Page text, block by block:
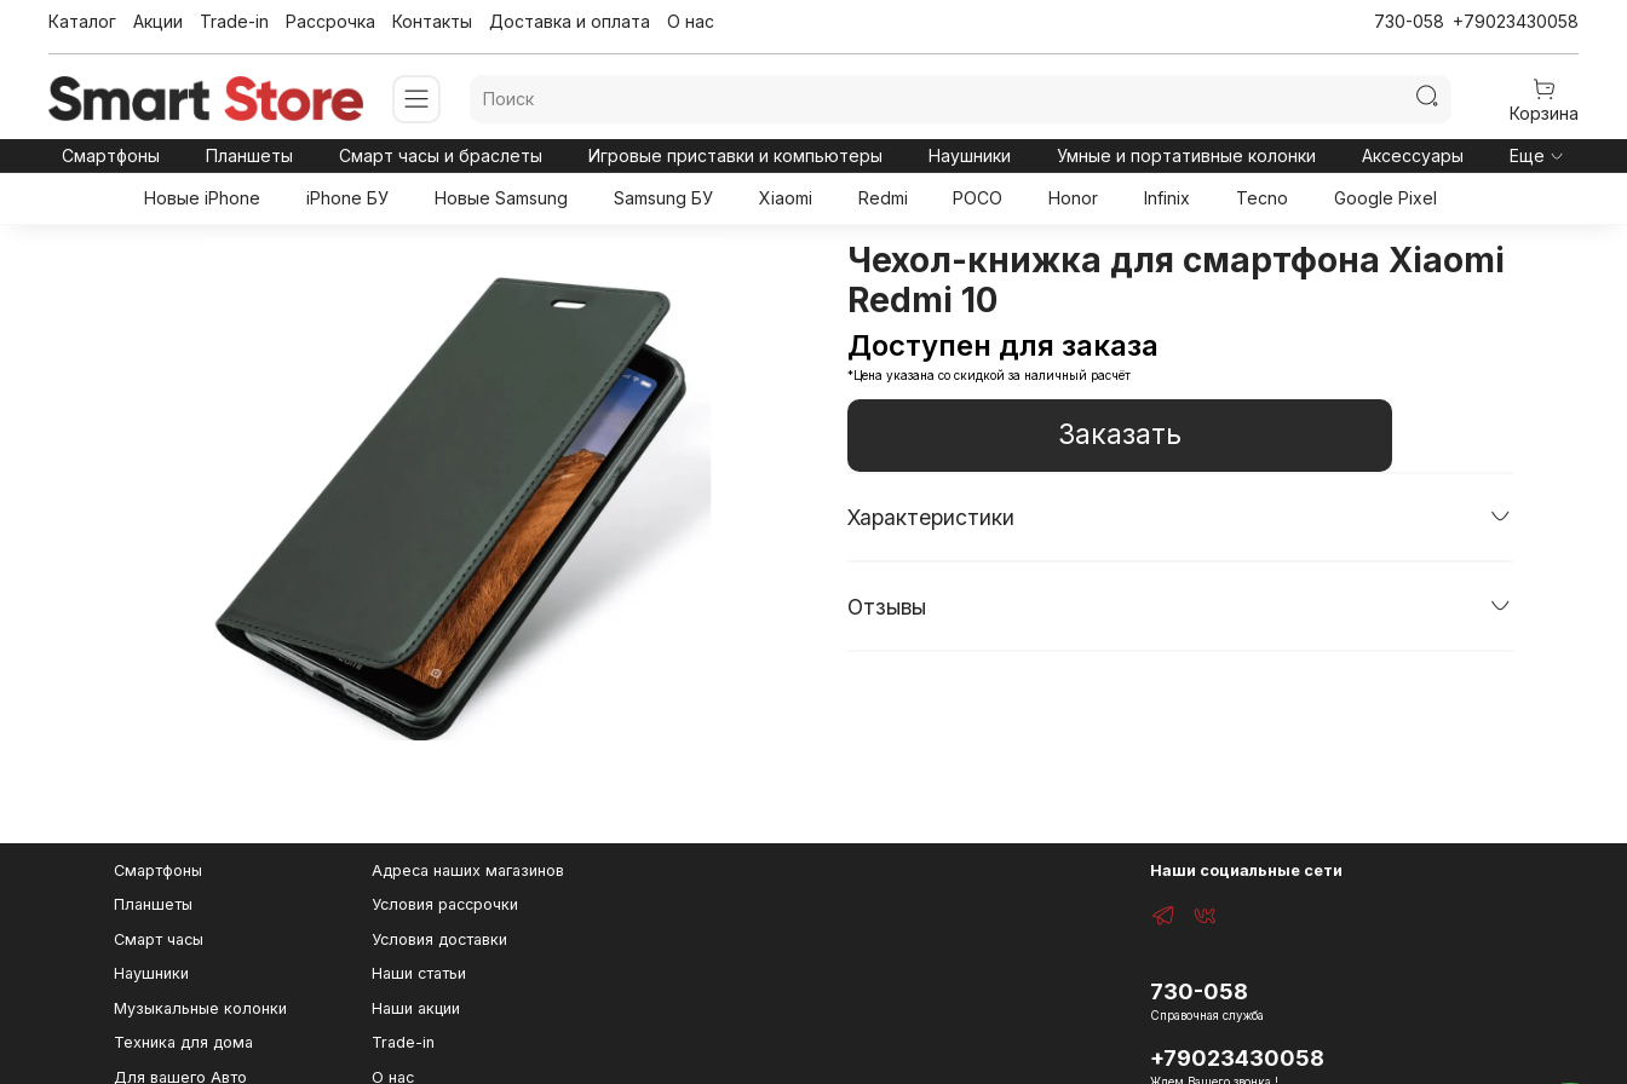
Каталог Акции Trade-in Рассрочка Контакты Доставка и оплата О нас 730-058 +79023430058
Корзина
Смартфоны Планшеты Смарт часы и браслеты Игровые приставки и компьютеры Наушники Умные и портативные колонки Аксессуары Еще
Новые iPhone iPhone БУ Новые Samsung Samsung БУ Xiaomi Redmi POCO Honor Infinix Tecno Google Pixel
Чехол-книжка для смартфона Xiaomi
Redmi 10
Доступен для заказа
*Цена указана со скидкой за наличный расчёт
Заказать
Характеристики
Отзывы
Смартфоны
Планшеты
Смарт часы
Наушники
Музыкальные колонки
Техника для дома
Для вашего Авто
Адреса наших магазинов
Условия рассрочки
Условия доставки
Наши статьи
Наши акции
Trade-in
О нас
Наши социальные сети
730-058
Справочная служба
+79023430058